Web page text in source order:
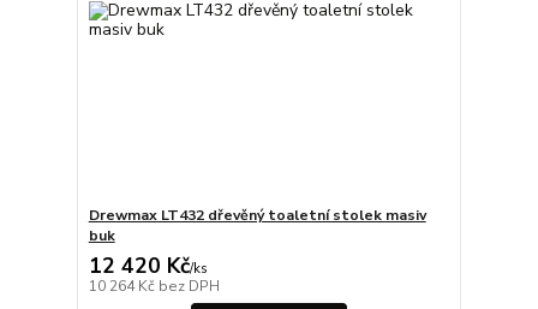
Drewmax LT432 dřevěný toaletní stolek masiv
buk
12 420 Kč/ks
10 264 Kč bez DPH